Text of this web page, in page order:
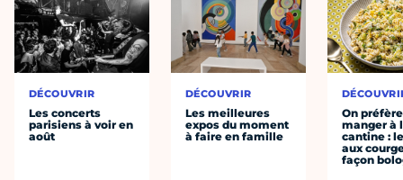
DÉCOUVRIR
Les concerts
parisiens à voir en
août
DÉCOUVRIR
Les meilleures
expos du moment
à faire en famille
On préfère
manger à
cantine :
aux
façon